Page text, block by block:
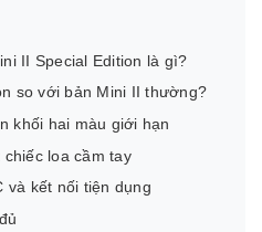
II Special Edition là gì?
so với bản Mini II thường?
khối hai màu giới hạn
loa cầm tay
và kết nối tiện dụng